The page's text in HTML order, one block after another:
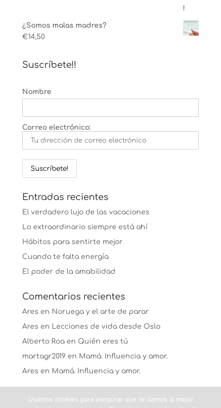
¿Somos malas madres?
€14,50
Suscríbete!!
Nombre
Correo electrónico:
Entradas recientes
El verdadero lujo de las vacaciones
Lo extraordinario siempre está ahí
Hábitos para sentirte mejor
Cuando te falta energía
El poder de la amabilidad
Comentarios recientes
Ares en Noruega y el arte de parar
Ares en Lecciones de vida desde Oslo
Alberto Roaen Quién eres tú
martagr2019en Mamá. Influencia y amor.
Ares en Mamá. Influencia y amor.
Usamos cookies para asegurar que te damos la mejor